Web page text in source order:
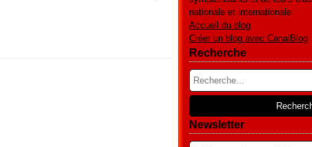
nationale et internationale
Accueil du blog
Créer un blog avec CanalBlog
Recherche
Newsletter